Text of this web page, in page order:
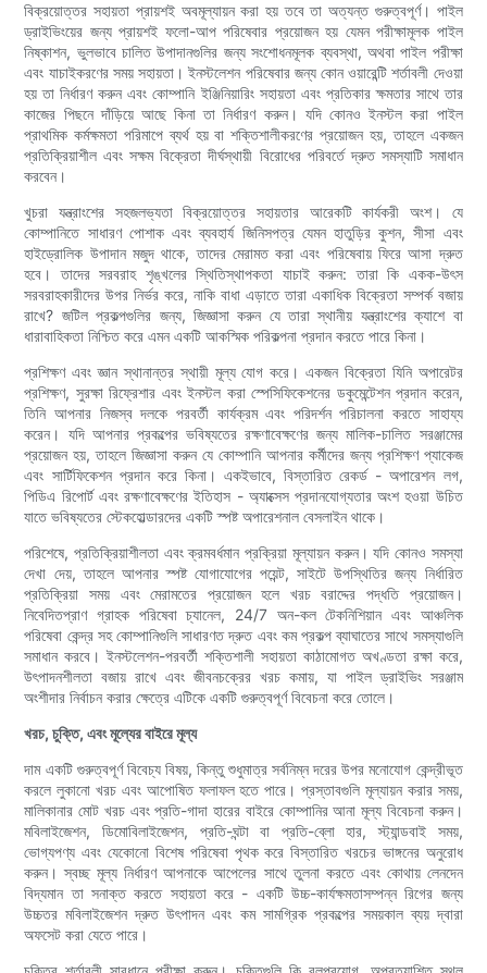
বিক্রয়োত্তর সহায়তা প্রায়শই অবমূল্যায়ন করা হয় তবে তা অত্যন্ত গুরুত্বপূর্ণ। পাইল
ড্রাইভিংয়ের জন্য প্রায়শই ফলো-আপ পরিষেবার প্রয়োজন হয় যেমন পরীক্ষামূলক পাইল
নিষ্কাশন, ভুলভাবে চালিত উপাদানগুলির জন্য সংশোধনমূলক ব্যবস্থা, অথবা পাইল পরীক্ষা
এবং যাচাইকরণের সময় সহায়তা। ইনস্টলেশন পরিষেবার জন্য কোন ওয়ারেন্টি শর্তাবলী দেওয়া
হয় তা নির্ধারণ করুন এবং কোম্পানি ইঞ্জিনিয়ারিং সহায়তা এবং প্রতিকার ক্ষমতার সাথে তার
কাজের পিছনে দাঁড়িয়ে আছে কিনা তা নির্ধারণ করুন। যদি কোনও ইনস্টল করা পাইল
প্রাথমিক কর্মক্ষমতা পরিমাপে ব্যর্থ হয় বা শক্তিশালীকরণের প্রয়োজন হয়, তাহলে একজন
প্রতিক্রিয়াশীল এবং সক্ষম বিক্রেতা দীর্ঘস্থায়ী বিরোধের পরিবর্তে দ্রুত সমস্যাটি সমাধান
করবেন।
খুচরা যন্ত্রাংশের সহজলভ্যতা বিক্রয়োত্তর সহায়তার আরেকটি কার্যকরী অংশ। যে
কোম্পানিতে সাধারণ পোশাক এবং ব্যবহার্য জিনিসপত্র যেমন হাতুড়ির কুশন, সীসা এবং
হাইড্রোলিক উপাদান মজুদ থাকে, তাদের মেরামত করা এবং পরিষেবায় ফিরে আসা দ্রুত
হবে। তাদের সরবরাহ শৃঙ্খলের স্থিতিস্থাপকতা যাচাই করুন: তারা কি একক-উৎস
সরবরাহকারীদের উপর নির্ভর করে, নাকি বাধা এড়াতে তারা একাধিক বিক্রেতা সম্পর্ক বজায়
রাখে? জটিল প্রকল্পগুলির জন্য, জিজ্ঞাসা করুন যে তারা স্থানীয় যন্ত্রাংশের ক্যাশে বা
ধারাবাহিকতা নিশ্চিত করে এমন একটি আকস্মিক পরিকল্পনা প্রদান করতে পারে কিনা।
প্রশিক্ষণ এবং জ্ঞান স্থানান্তর স্থায়ী মূল্য যোগ করে। একজন বিক্রেতা যিনি অপারেটর
প্রশিক্ষণ, সুরক্ষা রিফ্রেশার এবং ইনস্টল করা স্পেসিফিকেশনের ডকুমেন্টেশন প্রদান করেন,
তিনি আপনার নিজস্ব দলকে পরবর্তী কার্যক্রম এবং পরিদর্শন পরিচালনা করতে সাহায্য
করেন। যদি আপনার প্রকল্পের ভবিষ্যতের রক্ষণাবেক্ষণের জন্য মালিক-চালিত সরঞ্জামের
প্রয়োজন হয়, তাহলে জিজ্ঞাসা করুন যে কোম্পানি আপনার কর্মীদের জন্য প্রশিক্ষণ প্যাকেজ
এবং সার্টিফিকেশন প্রদান করে কিনা। একইভাবে, বিস্তারিত রেকর্ড - অপারেশন লগ,
পিডিএ রিপোর্ট এবং রক্ষণাবেক্ষণের ইতিহাস - অ্যাক্সেস প্রদানযোগ্যতার অংশ হওয়া উচিত
যাতে ভবিষ্যতের স্টেকহোল্ডারদের একটি স্পষ্ট অপারেশনাল বেসলাইন থাকে।
পরিশেষে, প্রতিক্রিয়াশীলতা এবং ক্রমবর্ধমান প্রক্রিয়া মূল্যায়ন করুন। যদি কোনও সমস্যা
দেখা দেয়, তাহলে আপনার স্পষ্ট যোগাযোগের পয়েন্ট, সাইটে উপস্থিতির জন্য নির্ধারিত
প্রতিক্রিয়া সময় এবং মেরামতের প্রয়োজন হলে খরচ বরাদ্দের পদ্ধতি প্রয়োজন।
নিবেদিতপ্রাণ গ্রাহক পরিষেবা চ্যানেল, 24/7 অন-কল টেকনিশিয়ান এবং আঞ্চলিক
পরিষেবা কেন্দ্র সহ কোম্পানিগুলি সাধারণত দ্রুত এবং কম প্রকল্প ব্যাঘাতের সাথে সমস্যাগুলি
সমাধান করবে। ইনস্টলেশন-পরবর্তী শক্তিশালী সহায়তা কাঠামোগত অখণ্ডতা রক্ষা করে,
উৎপাদনশীলতা বজায় রাখে এবং জীবনচক্রের খরচ কমায়, যা পাইল ড্রাইভিং সরঞ্জাম
অংশীদার নির্বাচন করার ক্ষেত্রে এটিকে একটি গুরুত্বপূর্ণ বিবেচনা করে তোলে।
খরচ, চুক্তি, এবং মূল্যের বাইরে মূল্য
দাম একটি গুরুত্বপূর্ণ বিবেচ্য বিষয়, কিন্তু শুধুমাত্র সর্বনিম্ন দরের উপর মনোযোগ কেন্দ্রীভূত
করলে লুকানো খরচ এবং আপোষিত ফলাফল হতে পারে। প্রস্তাবগুলি মূল্যায়ন করার সময়,
মালিকানার মোট খরচ এবং প্রতি-গাদা হারের বাইরে কোম্পানির আনা মূল্য বিবেচনা করুন।
মবিলাইজেশন, ডিমোবিলাইজেশন, প্রতি-ঘন্টা বা প্রতি-ব্লো হার, স্ট্যান্ডবাই সময়,
ভোগ্যপণ্য এবং যেকোনো বিশেষ পরিষেবা পৃথক করে বিস্তারিত খরচের ভাঙ্গনের অনুরোধ
করুন। স্বচ্ছ মূল্য নির্ধারণ আপনাকে আপেলের সাথে তুলনা করতে এবং কোথায় লেনদেন
বিদ্যমান তা সনাক্ত করতে সহায়তা করে - একটি উচ্চ-কার্যক্ষমতাসম্পন্ন রিগের জন্য
উচ্চতর মবিলাইজেশন দ্রুত উৎপাদন এবং কম সামগ্রিক প্রকল্পের সময়কাল ব্যয় দ্বারা
অফসেট করা যেতে পারে।